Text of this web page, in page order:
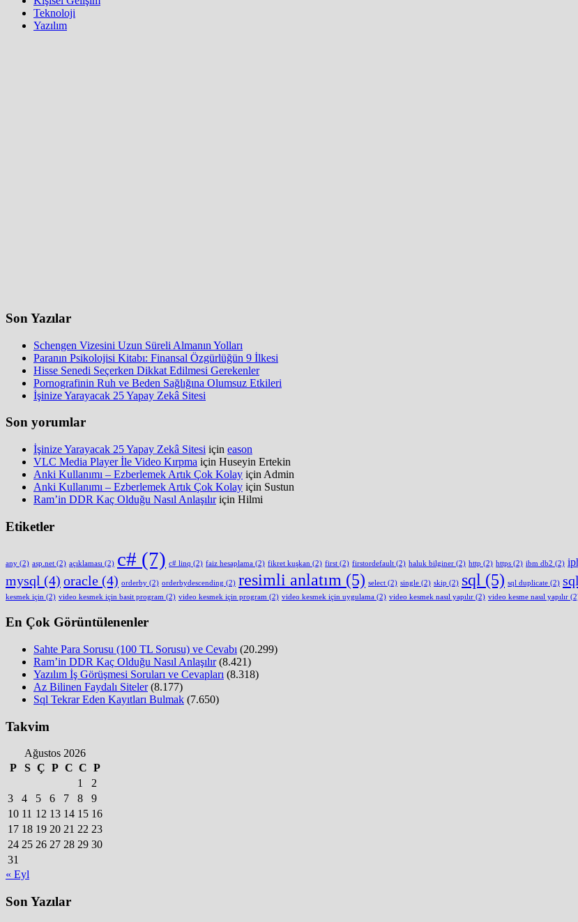
Teknoloji
Yazılım
Son Yazılar
Schengen Vizesini Uzun Süreli Almanın Yolları
Paranın Psikolojisi Kitabı: Finansal Özgürlüğün 9 İlkesi
Hisse Senedi Seçerken Dikkat Edilmesi Gerekenler
Pornografinin Ruh ve Beden Sağlığına Olumsuz Etkileri
İşinize Yarayacak 25 Yapay Zekâ Sitesi
Son yorumlar
İşinize Yarayacak 25 Yapay Zekâ Sitesi için eason
VLC Media Player İle Video Kırpma için Huseyin Ertekin
Anki Kullanımı – Ezberlemek Artık Çok Kolay için Admin
Anki Kullanımı – Ezberlemek Artık Çok Kolay için Sustun
Ram’in DDR Kaç Olduğu Nasıl Anlaşılıriçin Hilmi
Etiketler
any (2) asp.net (2) açıklaması (2) c# (7) c# linq (2) faiz hesaplama (2) fikret kuşkan (2) first (2) firstordefault (2) haluk bilginer (2) http (2) https (2) ibm db2 (2)
mysql (4) oracle (4) orderby (2) orderbydescending (2) resimli anlatım (5) select (2) single (2) skip (2) sql (5) sql duplicate (2)
kesmek için (2) video kesmek için basit program (2) video kesmek için program (2) video kesmek için uygulama (2) video kesmek nasıl yapılır (2) video kesme nasıl yapılır
En Çok Görüntülenenler
Sahte Para Sorusu (100 TL Sorusu) ve Cevabı (20.299)
Ram’in DDR Kaç Olduğu Nasıl Anlaşılır (8.421)
Yazılım İş Görüşmesi Soruları ve Cevapları (8.318)
Az Bilinen Faydalı Siteler (8.177)
Sql Tekrar Eden Kayıtları Bulmak (7.650)
Takvim
Ağustos 2026
P
S Ç P C C P
1
2
3
4 5 6 7 8
9
10 11 12 13 14 15 16
17 18 19 20 21 22 23
24 25 26 27 28 29 30
31
« Eyl
Son Yazılar